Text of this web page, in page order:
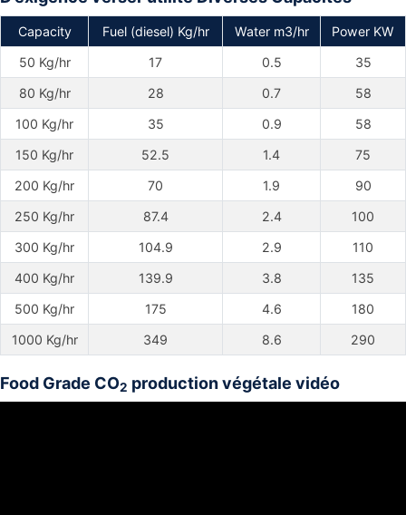
Capacity Fuel (diesel) Kg/hr Water m3/hr
Power KW
50 Kg/hr
17 0.5
35
80 Kg/hr
28 0.7
58
100 Kg/hr
35 0.9
58
150 Kg/hr
52.5 1.4
75
200 Kg/hr
70 1.9
90
250 Kg/hr
87.4 2.4
100
300 Kg/hr
104.9 2.9
110
400 Kg/hr
139.9 3.8
135
500 Kg/hr
175 4.6
180
1000 Kg/hr
349 8.6 290
Food Grade CO2 production végétale vidéo